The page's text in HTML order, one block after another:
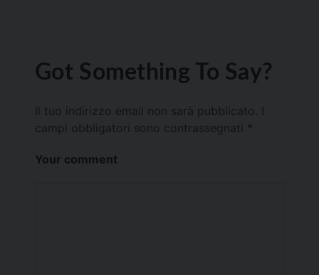
Got Something To Say?
Il tuo indirizzo email non sarà pubblicato.
campi obbligatori sono contrassegnati *
Your comment